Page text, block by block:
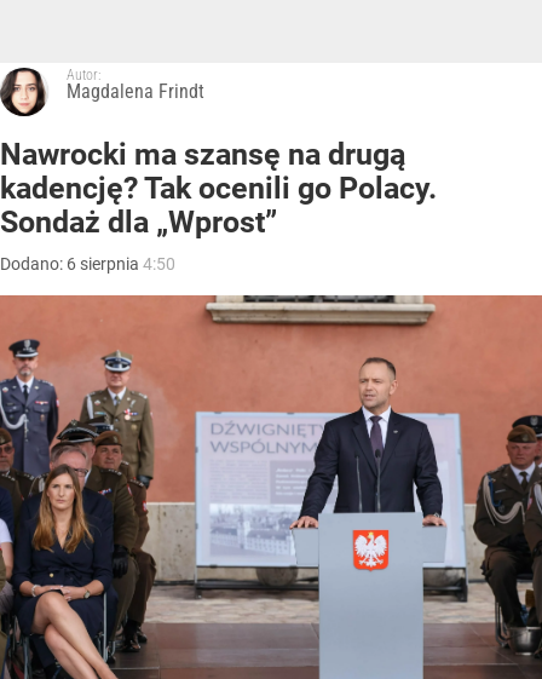
Autor:
Magdalena Frindt
Nawrocki ma szansę na drugą
kadencję? Tak ocenili go Polacy.
Sondaż dla „Wprost”
Dodano: 6 sierpnia 4:50